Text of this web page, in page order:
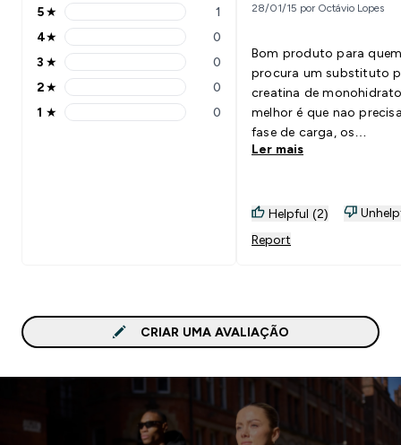
5 stars rating 1 reviews
5★ 1
4 stars rating 0 reviews
4★ 0
3 stars rating 0 reviews
3 ★ 0
2 stars rating 0 reviews
2★ 0
1 stars rating 0 reviews
1 ★ 0
28/01/15 por Octávio Lopes
Bom produto para
procura um substituto
creatina de
melhor é que nao
fase de carga, os
comprimidos engolem-
Ler mais
Helpful (2)
Report
CRIAR UMA AVALIAÇÃO